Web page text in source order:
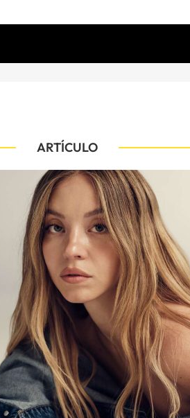
ARTÍCULO